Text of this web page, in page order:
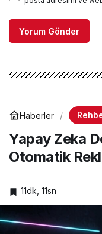
Yorum Gönder
Haberler
Yapay Zeka
Otomatik
11dk, 11sn